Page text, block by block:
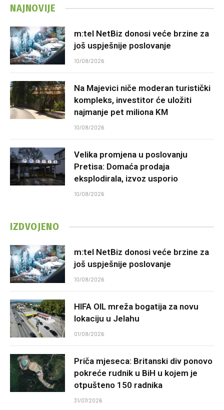
NAJNOVIJE
m:tel NetBiz donosi veće brzine za
još uspješnije poslovanje
10/08/2026
Na Majevici niče moderan turistički
kompleks, investitor će uložiti
najmanje pet miliona KM
10/08/2026
Velika promjena u poslovanju
Pretisa: Domaća prodaja
eksplodirala, izvoz usporio
10/08/2026
IZDVOJENO
m:tel NetBiz donosi veće brzine za
još uspješnije poslovanje
10/08/2026
HIFA OIL mreža bogatija za novu
lokaciju u Jelahu
01/08/2026
Priča mjeseca: Britanski div ponovo
pokreće rudnik u BiH u kojem je
otpušteno 150 radnika
31/07/2026